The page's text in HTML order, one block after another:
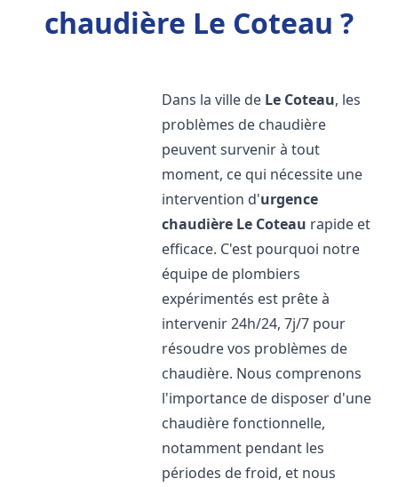
chaudière Le Coteau ?
Dans la ville de Le Coteau, les
problèmes de chaudière
peuvent survenir à tout
moment, ce qui nécessite une
intervention d'urgence
chaudière Le Coteau rapide et
efficace. C'est pourquoi notre
équipe de plombiers
expérimentés est prête à
intervenir 24h/24, 7j/7 pour
résoudre vos problèmes de
chaudière. Nous comprenons
l'importance de disposer d'une
chaudière fonctionnelle,
notamment pendant les
périodes de froid, et nous